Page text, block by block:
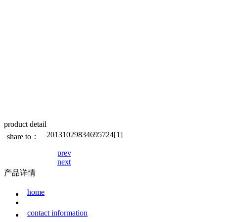
product detail
share to：
20131029834695724[1]
prev
next
产品详情
home
contact information